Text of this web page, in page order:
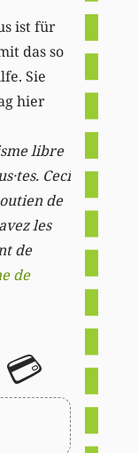
ist für
das so
Sie
hier
libre
Ceci
de
les
de
de
💳